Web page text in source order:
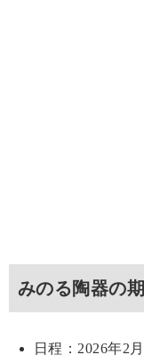
みのる陶器の
日程：2026年2